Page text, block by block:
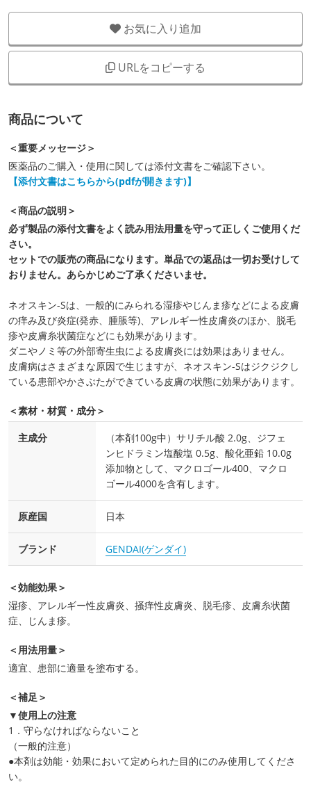
お気に入り追加
URLをコピーする
商品について
＜重要メッセージ＞
医薬品のご購入・使用に関しては添付文書をご確認下さい。
【添付文書はこちらから(pdfが開きます)】
＜商品の説明＞
必ず製品の添付文書をよく読み用法用量を守って正しくご使用くだ
さい。
セットでの販売の商品になります。単品での返品は一切お受けして
おりません。あらかじめご了承くださいませ。
ネオスキン-Sは、一般的にみられる湿疹やじんま疹などによる皮膚
の痒み及び炎症(発赤、腫脹等)、アレルギー性皮膚炎のほか、脱毛
疹や皮膚糸状菌症などにも効果があります。
ダニやノミ等の外部寄生虫による皮膚炎には効果はありません。
皮膚病はさまざまな原因で生じますが、ネオスキン-Sはジクジクし
ている患部やかさぶたができている皮膚の状態に効果があります。
＜素材・材質・成分＞
主成分
（本剤100g中）サリチル酸 2.0g、ジフェ
ンヒドラミン塩酸塩 0.5g、酸化亜鉛 10.0g
添加物として、マクロゴール400、マクロ
ゴール4000を含有します。
原産国 日本
ブランド GENDAI(ゲンダイ)
＜効能効果＞
湿疹、アレルギー性皮膚炎、掻痒性皮膚炎、脱毛疹、皮膚糸状菌
症、じんま疹。
＜用法用量＞
適宜、患部に適量を塗布する。
＜補足＞
▼使用上の注意
1．守らなければならないこと
（一般的注意）
●本剤は効能・効果において定められた目的にのみ使用してくださ
い。